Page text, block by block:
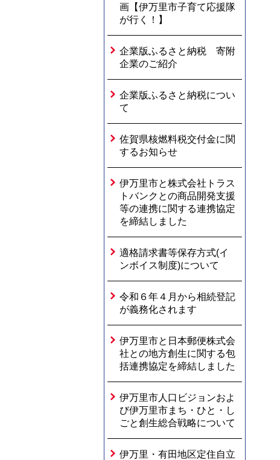
画【伊万里市子育て応援隊
が行く！】
企業版ふるさと納税 寄附
企業のご紹介
企業版ふるさと納税につい
て
佐賀県核燃料税交付金に関
するお知らせ
伊万里市と株式会社トラス
トバンクとの商品開発支援
等の連携に関する連携協定
を締結しました
適格請求書等保存方式(イ
ンボイス制度)について
令和６年４月から相続登記
が義務化されます
伊万里市と日本郵便株式会
社との地方創生に関する包
括連携協定を締結しました
伊万里市人口ビジョンおよ
び伊万里市まち・ひと・し
ごと創生総合戦略について
伊万里・有田地区定住自立